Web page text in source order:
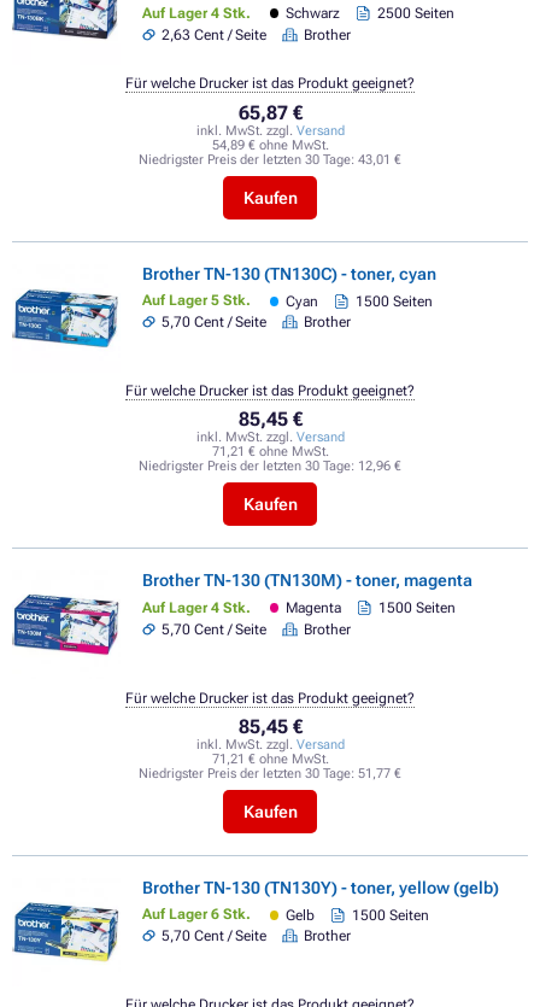
Auf Lager 4 Stk. Schwarz
2500 Seiten
2,63 Cent / Seite
Brother
65,87 €
inkl. MwSt. zzgl. Versand
54,89 € ohne MwSt.
Niedrigster Preis der letzten 30 Tage: 43,01 €
Kaufen
Für welche Drucker ist das Produkt geeignet?
Brother TN-130 (TN130C) - toner, cyan
Auf Lager 5 Stk. Cyan
1500 Seiten
5,70 Cent / Seite
Brother
85,45 €
inkl. MwSt. zzgl. Versand
71,21 € ohne MwSt.
Niedrigster Preis der letzten 30 Tage: 12,96 €
Kaufen
Für welche Drucker ist das Produkt geeignet?
Brother TN-130 (TN130M) - toner, magenta
Auf Lager 4 Stk. Magenta
1500 Seiten
5,70 Cent / Seite
Brother
85,45 €
inkl. MwSt. zzgl. Versand
71,21 € ohne MwSt.
Niedrigster Preis der letzten 30 Tage: 51,77 €
Kaufen
Für welche Drucker ist das Produkt geeignet?
Brother TN-130 (TN130Y) - toner, yellow (gelb)
Auf Lager 6 Stk. Gelb
1500 Seiten
5,70 Cent / Seite
Brother